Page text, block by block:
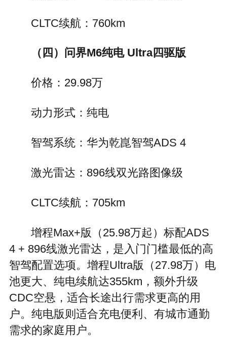
CLTC续航：760km
（四）问界M6纯电 Ultra四驱版
价格：29.98万
动力形式：纯电
智驾系统：华为乾崑智驾ADS 4
激光雷达：896线双光路图像级
CLTC续航：705km
增程Max+版（25.98万起）标配ADS
4 + 896线激光雷达，是入门门槛最低的高
智驾配置选项。增程Ultra版（27.98万）电
池更大、纯电续航达355km，额外升级
CDC空悬，适合长途出行需求更高的用
户。纯电版则适合充电便利、有城市通勤
需求的家庭用户。